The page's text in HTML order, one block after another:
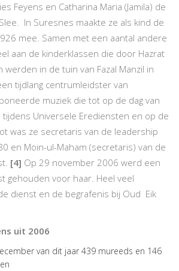
Feyens en Catharina Maria (Jamila) de
In Suresnes maakte ze als kind de
mee. Samen met een aantal andere
aan de kinderklassen die door Hazrat
werden in de tuin van Fazal Manzil in
tijdlang centrumleidster van
muziek die tot op de dag van
tijdens Universele Erediensten en op de
was ze secretaris van de leadership
en Moin-ul-Maham (secretaris) van de
[4] Op 29 november 2006 werd een
gehouden voor haar. Heel veel
dienst en de begrafenis bij Oud Eik
uit 2006
van dit jaar 439 mureeds en 146